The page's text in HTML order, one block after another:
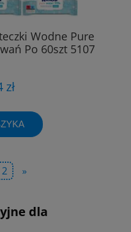
Wodne Pure
Po 60szt 5107
zł
2 »
dla